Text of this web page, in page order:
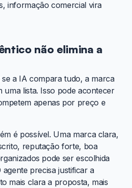
informação comercial vira
não elimina a
se a IA compara tudo, a marca
uma lista. Isso pode acontecer
apenas por preço e
é possível. Uma marca clara,
reputação forte, boa
pode ser escolhida
agente precisa justificar a
mais clara a proposta, mais